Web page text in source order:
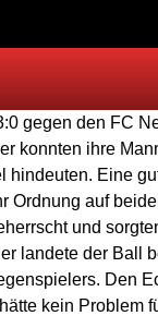
gegen den FC
konnten ihre
hindeuten. Eine
Ordnung auf
und
landete der Ball
Den
kein Problem